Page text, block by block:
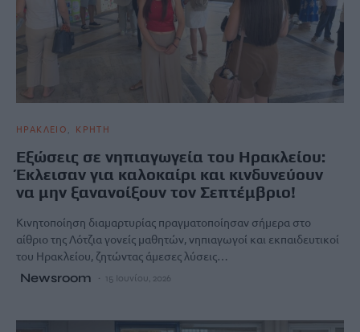
ΗΡΑΚΛΕΙΟ ΚΡΗΤΗ
Εξώσεις σε νηπιαγωγεία του Ηρακλείου:
Έκλεισαν για καλοκαίρι και κινδυνεύουν
να μην ξανανοίξουν τον Σεπτέμβριο!
Κινητοποίηση διαμαρτυρίας πραγματοποίησαν σήμερα στο
αίθριο της Λότζια γονείς μαθητών, νηπιαγωγοί και εκπαιδευτικοί
του Ηρακλείου, ζητώντας άμεσες λύσεις…
Newsroom 15 Ιουνίου, 2026